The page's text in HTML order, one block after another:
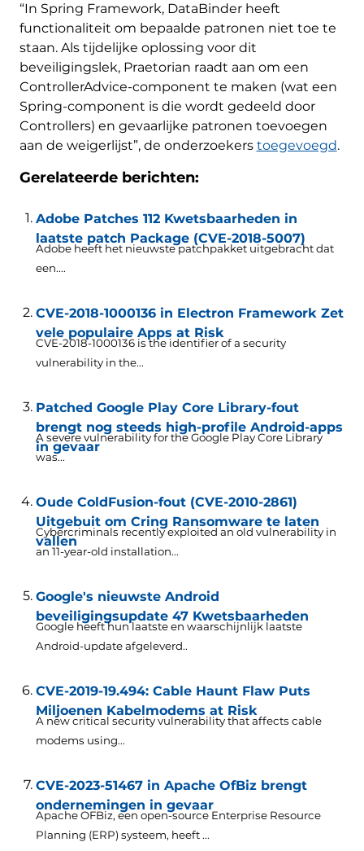
“In Spring Framework, DataBinder heeft
functionaliteit om bepaalde patronen niet toe te
staan. Als tijdelijke oplossing voor dit
beveiligingslek, Praetorian raadt aan om een
ControllerAdvice-component te maken (wat een
Spring-component is die wordt gedeeld door
Controllers) en gevaarlijke patronen toevoegen
aan de weigerlijst”, de onderzoekers toegevoegd.
Gerelateerde berichten:
Adobe Patches 112 Kwetsbaarheden in
laatste patch Package (CVE-2018-5007)
Adobe heeft het nieuwste patchpakket uitgebracht dat
een....
CVE-2018-1000136 in Electron Framework Zet
vele populaire Apps at Risk
CVE-2018-1000136 is the identifier of a security
vulnerability in the...
Patched Google Play Core Library-fout
brengt nog steeds high-profile Android-apps
in gevaar
A severe vulnerability for the Google Play Core Library
was...
Oude ColdFusion-fout (CVE-2010-2861)
Uitgebuit om Cring Ransomware te laten
vallen
Cybercriminals recently exploited an old vulnerability in
an 11-year-old installation...
Google's nieuwste Android
beveiligingsupdate 47 Kwetsbaarheden
Google heeft hun laatste en waarschijnlijk laatste
Android-update afgeleverd..
CVE-2019-19.494: Cable Haunt Flaw Puts
Miljoenen Kabelmodems at Risk
A new critical security vulnerability that affects cable
modems using...
CVE-2023-51467 in Apache OfBiz brengt
ondernemingen in gevaar
Apache OFBiz, een open-source Enterprise Resource
Planning (ERP) systeem, heeft ...